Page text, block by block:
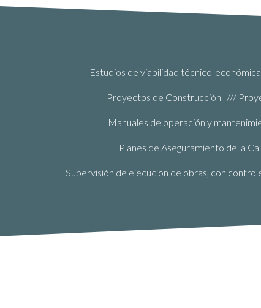
Estudios de viabilidad técnico-
Proyectos de Construcción ///
Manuales de operación y
Planes de Aseguramiento de la
Supervisión de ejecución de obras, con